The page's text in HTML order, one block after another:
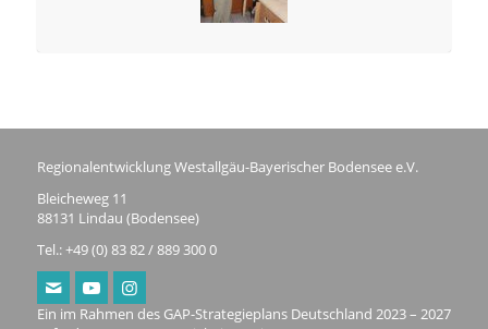
Regionalentwicklung Westallgäu-Bayerischer Bodensee e.V.
Bleicheweg 11
88131 Lindau (Bodensee)
Tel.: +49 (0) 83 82 / 889 300 0
Ein im Rahmen des GAP-Strategieplans Deutschland 2023 – 2027